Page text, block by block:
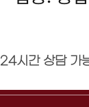
24시간 상담 가